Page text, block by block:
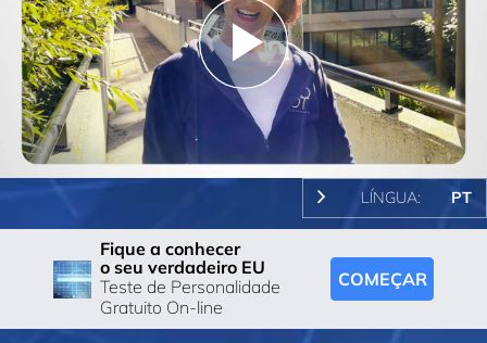
Play
Video
LÍNGUA: PT
Fique a conhecer
o seu verdadeiro EU
Teste de Personalidade
Gratuito On-line
COMEÇAR